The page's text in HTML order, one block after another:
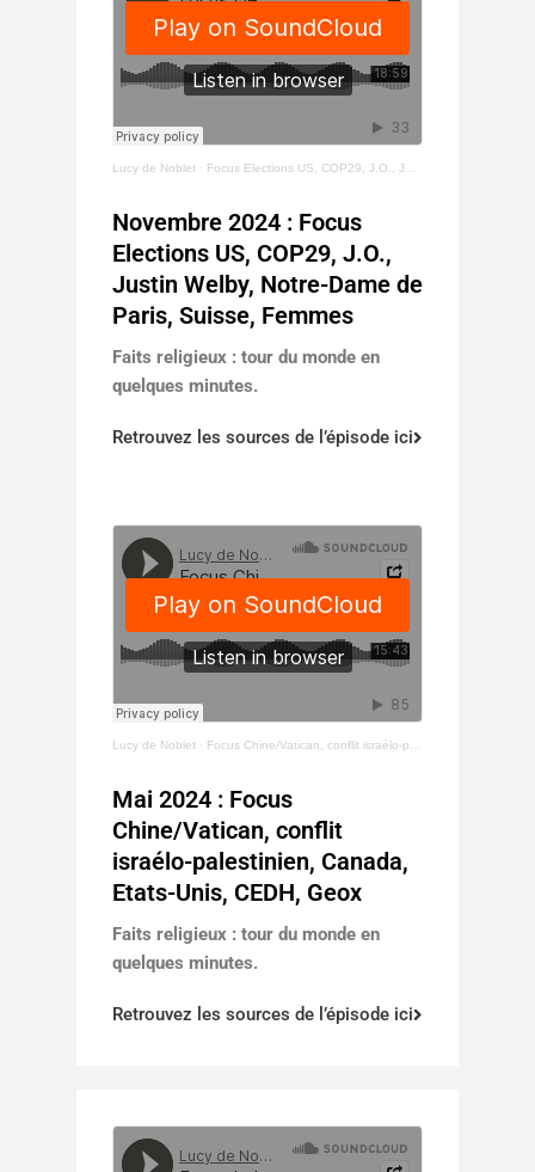
Lucy de Noblet · Focus Elections US, COP29, J.O., Justin Welby, Notre-Dame de Paris, Suisse, Femmes
Novembre 2024 : Focus
Elections US, COP29, J.O.,
Justin Welby, Notre-Dame de
Paris, Suisse, Femmes
Faits religieux : tour du monde en
quelques minutes.
Retrouvez les sources de l’épisode ici
Lucy de Noblet · Focus Chine/Vatican, conflit israélo-palestinien, Canada, Etats-Unis, CEDH, Geox
Mai 2024 : Focus
Chine/Vatican, conflit
israélo-palestinien, Canada,
Etats-Unis, CEDH, Geox
Faits religieux : tour du monde en
quelques minutes.
Retrouvez les sources de l’épisode ici